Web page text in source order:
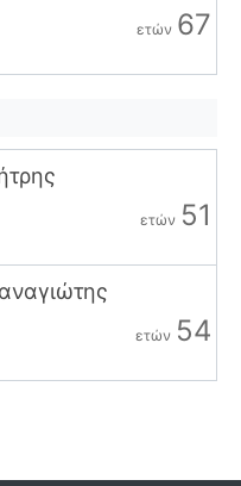
ετών 67
ετών 51
ετών 54